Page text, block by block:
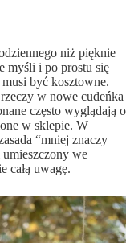
niż pięknie
myśli i po prostu się
być kosztowne.
w nowe cudeńka
często wyglądają o
w sklepie. W
“mniej znaczy
we
całą uwagę.